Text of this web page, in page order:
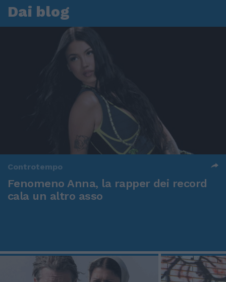
Dai blog
Controtempo
Fenomeno Anna, la rapper dei record
cala un altro asso